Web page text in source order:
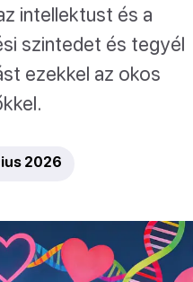
intellektust és a
szintedet és tegyél
ezekkel az okos
2026